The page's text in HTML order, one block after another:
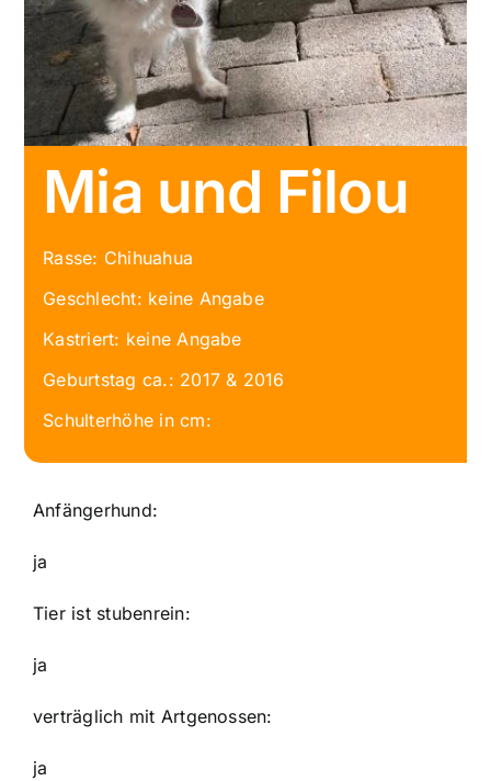
Mia und Filou
Rasse: Chihuahua
Geschlecht: keine Angabe
Kastriert: keine Angabe
Geburtstag ca.: 2017 & 2016
Schulterhöhe in cm:
Anfängerhund:
ja
Tier ist stubenrein:
ja
verträglich mit Artgenossen:
ja